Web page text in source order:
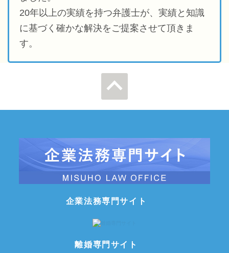
20年以上の実績を持つ弁護士が、実績と知識
に基づく確かな解決をご提案させて頂きま
す。
企業法務専門サイト
離婚専門サイト